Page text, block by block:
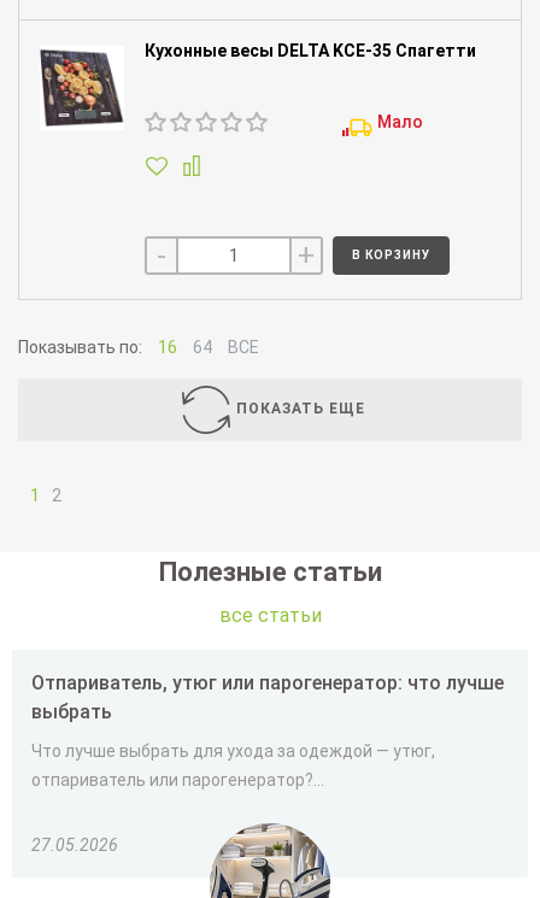
Кухонные весы DELTA KCE-35 Спагетти
Мало
- + В КОРЗИНУ
Показывать по: 16 64 ВСЕ
ПОКАЗАТЬ ЕЩЕ
1 2
Полезные статьи
все статьи
Отпариватель, утюг или парогенератор: что лучше
выбрать
Что лучше выбрать для ухода за одеждой — утюг,
отпариватель или парогенератор?...
27.05.2026